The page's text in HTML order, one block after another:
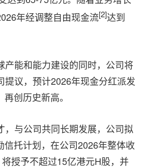
年经调整自由现金流[2]达到
产能和能力建设的同时，公司将
提议，预计2026年现金分红派发
创历史新高。
，与公司共同长期发展，公司拟
信托计划，在公司2026年整体收
授予不超过15亿港元H股，并